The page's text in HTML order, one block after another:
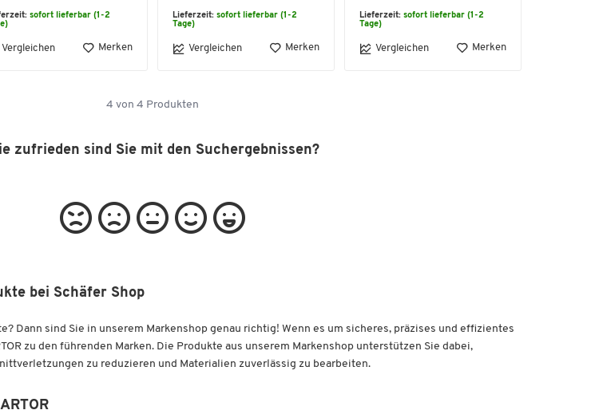
sofort lieferbar (1-2
Vergleichen Merken
Lieferzeit: sofort lieferbar (1-2
Tage)
Vergleichen Merken
Lieferzeit: sofort lieferbar (1-2
Tage)
Vergleichen Merken
4 von 4 Produkten
zufrieden sind Sie mit den Suchergebnissen?
bei Schäfer Shop
Dann sind Sie in unserem Markenshop genau richtig! Wenn es um sicheres, präzises und effizientes
zu den führenden Marken. Die Produkte aus unserem Markenshop unterstützen Sie dabei,
zu reduzieren und Materialien zuverlässig zu bearbeiten.